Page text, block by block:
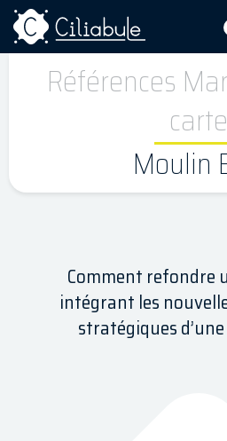
Références
carte
Moulin
Comment refondre
intégrant les
stratégiques